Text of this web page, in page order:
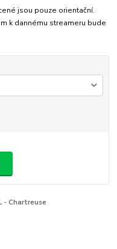
jsou pouze orientační.
k dannému streameru bude
- Chartreuse